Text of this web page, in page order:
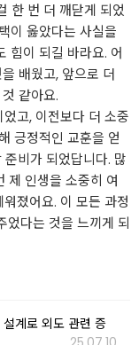
한 번 더 깨닫게 되었
이 옳았다는 사실을
힘이 되길 바라요. 어
배웠고, 앞으로 더
같아요.
고, 이전보다 더 소중
긍정적인 교훈을 얻
비가 되었답니다. 많
제 인생을 소중히 여
졌어요. 이 모든 과정
었다는 것을 느끼게 되
계로 외도 관련 증